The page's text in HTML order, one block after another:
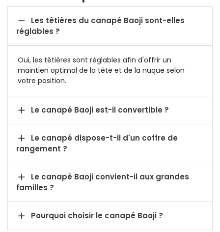

réglables ?
Oui, les têtières sont réglables afin d'offrir un
maintien optimal de la tête et de la nuque selon
votre position.
 Le canapé Baoji est-il convertible ?

Le canapé dispose-t-il d'un coffre de
rangement ?

Le canapé Baoji convient-il aux grandes
familles ?
 Pourquoi choisir le canapé Baoji ?